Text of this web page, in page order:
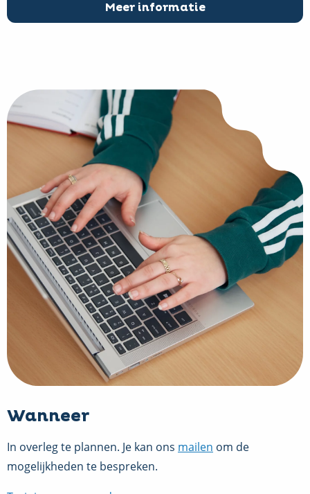
Meer informatie
Wanneer
In overleg te plannen. Je kan ons mailen om de
mogelijkheden te bespreken.